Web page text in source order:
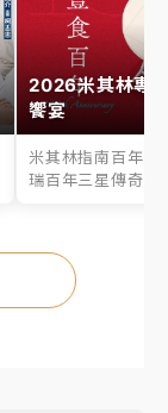
2026米其林專
饗宴
米其林指南百年之
瑞百年三星傳奇、